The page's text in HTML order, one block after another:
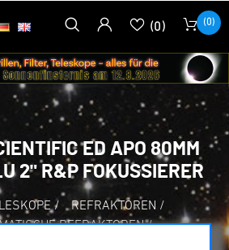
(0) (0)
ED APO 80MM
2" R&P FOKUSSIERER
/ REFRAKTOREN /
REFRAKTOREN /